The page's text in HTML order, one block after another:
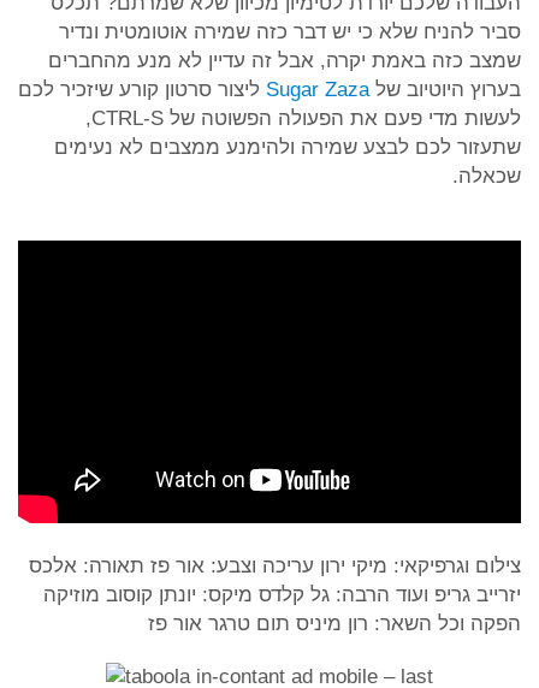
סביר להניח שלא כי יש דבר כזה שמירה אוטומטית ונדיר
שמצב כזה באמת יקרה, אבל זה עדיין לא מנע מהחברים
בערוץ היוטיוב שלSugar Zaza ליצור סרטון קורע שיזכיר לכם
לעשות מדי פעם את הפעולה הפשוטה של CTRL-S,
שתעזור לכם לבצע שמירה ולהימנע ממצבים לא נעימים
שכאלה.
צילום וגרפיקאי: מיקי ירון עריכה וצבע: אור פז תאורה: אלכס
יזרייב גריפ ועוד הרבה: גל קלדס מיקס: יונתן קוסוב מוזיקה
הפקה וכל השאר: רון מיניס תום טרגר אור פז